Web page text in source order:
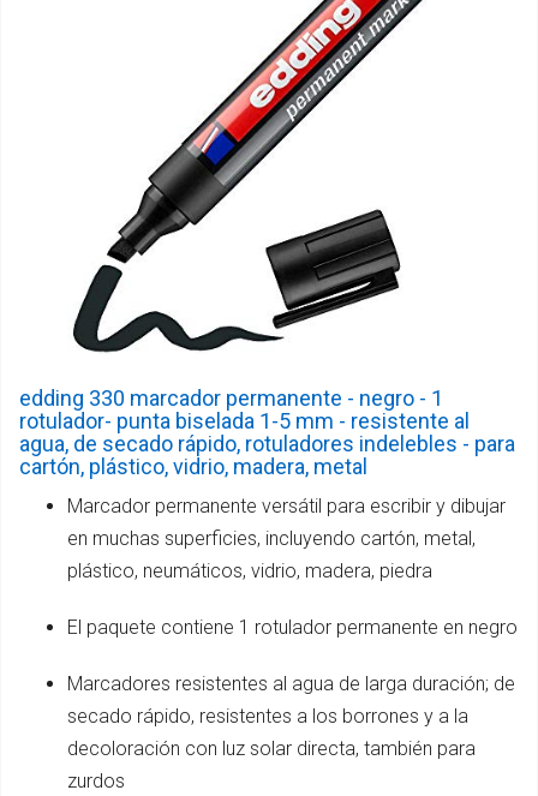
edding 330 marcador permanente - negro - 1
rotulador- punta biselada 1-5 mm - resistente al
agua, de secado rápido, rotuladores indelebles - para
cartón, plástico, vidrio, madera, metal
Marcador permanente versátil para escribir y dibujar
en muchas superficies, incluyendo cartón, metal,
plástico, neumáticos, vidrio, madera, piedra
El paquete contiene 1 rotulador permanente en negro
Marcadores resistentes al agua de larga duración; de
secado rápido, resistentes a los borrones y a la
decoloración con luz solar directa, también para
zurdos